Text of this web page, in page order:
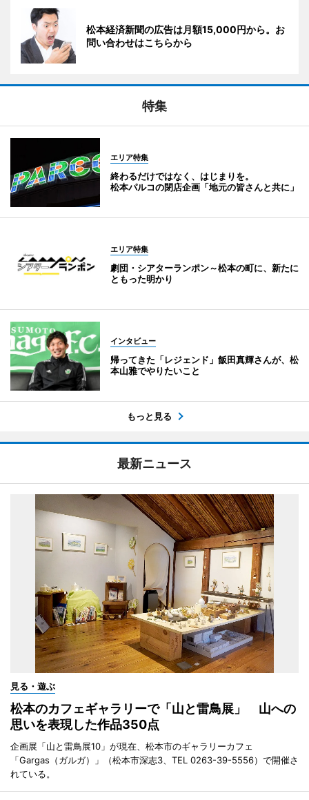
松本経済新聞の広告は月額15,000円から。お
問い合わせはこちらから
特集
エリア特集
終わるだけではなく、はじまりを。
松本パルコの閉店企画「地元の皆さんと共に」
エリア特集
劇団・シアターランポン～松本の町に、新たに
ともった明かり
インタビュー
帰ってきた「レジェンド」飯田真輝さんが、松
本山雅でやりたいこと
もっと見る
最新ニュース
見る・遊ぶ
松本のカフェギャラリーで「山と雷鳥展」 山への
思いを表現した作品350点
企画展「山と雷鳥展10」が現在、松本市のギャラリーカフェ
「Gargas（ガルガ）」（松本市深志3、TEL 0263-39-5556）で開催さ
れている。